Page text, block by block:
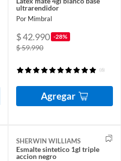
ultrarendidor
Por Mimbral
$ 42.990 -28%
$ 59.990
(6)
Agregar
SHERWIN WILLIAMS
Esmalte sintetico 1gl triple
accion negro